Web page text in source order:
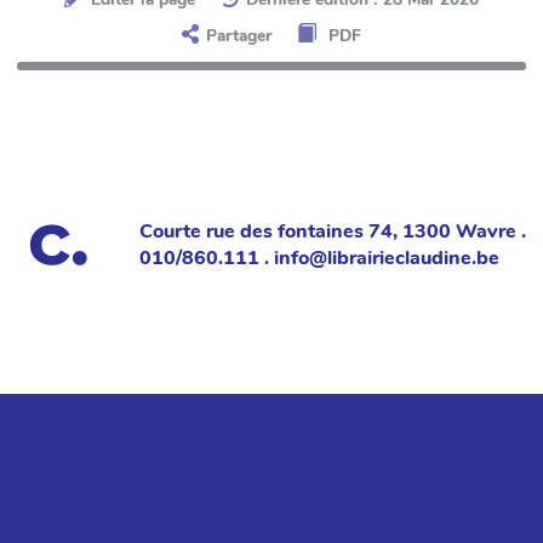
Partager
PDF
Courte rue des fontaines 74, 1300 Wavre .
010/860.111 . info@librairieclaudine.be